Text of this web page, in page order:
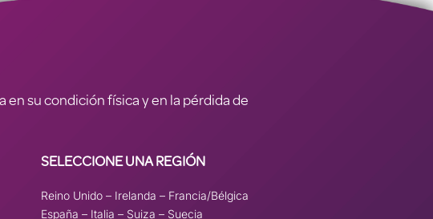
en su condición física y en la pérdida de
SELECCIONE UNA REGIÓN
Reino Unido – Irelanda – Francia/Bélgica
España – Italia – Suiza – Suecia